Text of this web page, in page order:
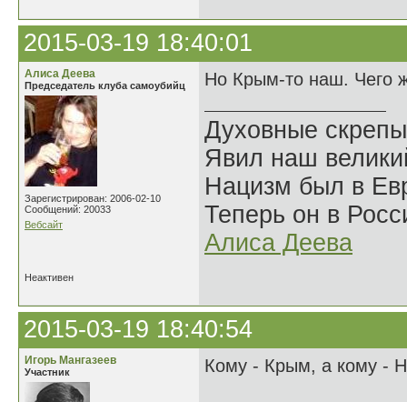
2015-03-19 18:40:01
Алиса Деева
Председатель клуба самоубийц
Зарегистрирован: 2006-02-10
Сообщений: 20033
Вебсайт
Но Крым-то наш. Чего
Духовные
Явил наш
Нацизм был в
Теперь он в
Алиса Деева
Неактивен
2015-03-19 18:40:54
Игорь Мангазеев
Участник Кому - Крым, а кому -